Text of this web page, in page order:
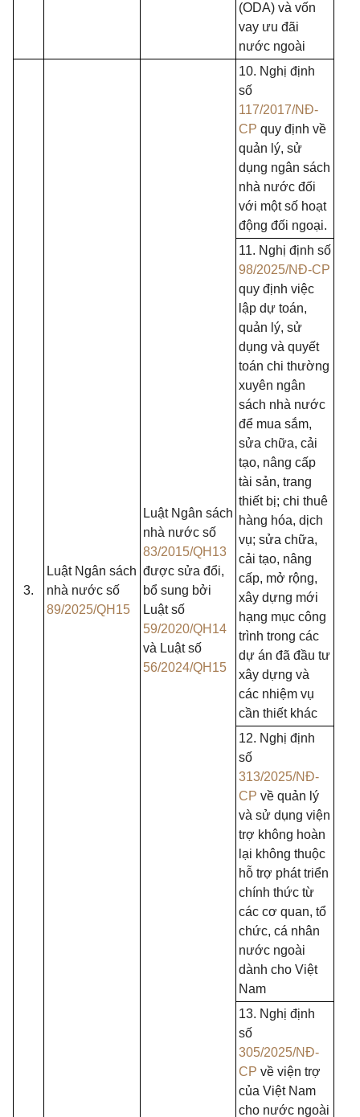
(ODA) và vốn
vay ưu đãi
nước ngoài
3.
Luật Ngân sách
nhà nước số
89/2025/QH15
Luật Ngân sách
nhà nước số
83/2015/QH13
được sửa đổi,
bổ sung bởi
Luật số
59/2020/QH14
và Luật số
56/2024/QH15
10. Nghị định
số
117/2017/NĐ-
CP quy định về
quản lý, sử
dụng ngân sách
nhà nước đối
với một số hoạt
động đối ngoại.
11. Nghị định số
98/2025/NĐ-CP
quy định việc
lập dự toán,
quản lý, sử
dụng và quyết
toán chi thường
xuyên ngân
sách nhà nước
để mua sắm,
sửa chữa, cải
tạo, nâng cấp
tài sản, trang
thiết bị; chi thuê
hàng hóa, dịch
vụ; sửa chữa,
cải tạo, nâng
cấp, mở rộng,
xây dựng mới
hạng mục công
trình trong các
dự án đã đầu tư
xây dựng và
các nhiệm vụ
cần thiết khác
12. Nghị định
số
313/2025/NĐ-
CP về quản lý
và sử dụng viện
trợ không hoàn
lại không thuộc
hỗ trợ phát triển
chính thức từ
các cơ quan, tổ
chức, cá nhân
nước ngoài
dành cho Việt
Nam
13. Nghị định
số
305/2025/NĐ-
CP về viện trợ
của Việt Nam
cho nước ngoài